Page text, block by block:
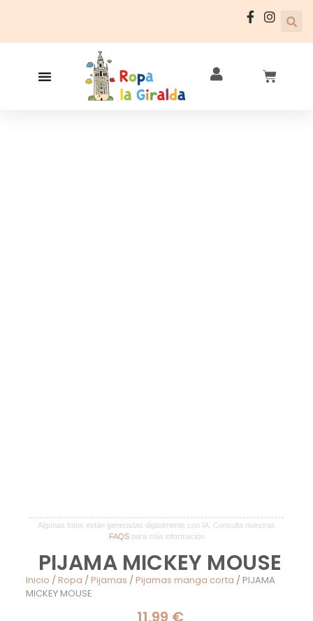
Algunas fotos están generadas digitalmente con IA. Consulta nuestras
FAQSpara más información
PIJAMA MICKEY MOUSE
Inicio /Ropa /Pijamas /Pijamas manga corta / PIJAMA
MICKEY MOUSE
11,99 €